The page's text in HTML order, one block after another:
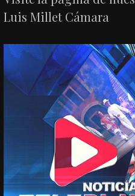
Luis Millet Cámara